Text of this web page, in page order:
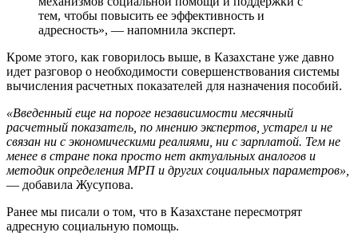
тем, чтобы повысить ее эффективность и
адресность», — напомнила эксперт.
Кроме этого, как говорилось выше, в Казахстане уже давно
идет разговор о необходимости совершенствования системы
вычисления расчетных показателей для назначения пособий.
«Введенный еще на пороге независимости месячный
расчетный показатель, по мнению экспертов, устарел и не
связан ни с экономическими реалиями, ни с зарплатой. Тем не
менее в стране пока просто нет актуальных аналогов и
методик определения МРП и других социальных параметров»,
— добавила Жусупова.
Ранее мы писали о том, что в Казахстане пересмотрят
адресную социальную помощь.